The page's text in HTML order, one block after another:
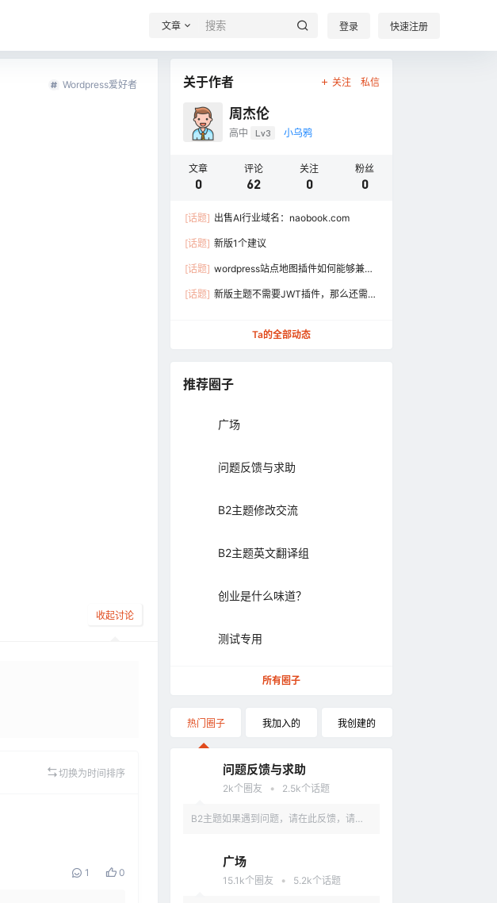
文章 登录 快速注册
Wordpress爱好者
收起讨论
切换为时间排序
1 0
关于作者 关注 私信
周杰伦
高中 Lv3 小乌鸦
文章
0
评论
62
关注
0
粉丝
0
[话题] 出售AI行业域名：naobook.com
[话题] 新版1个建议
[话题] wordpress站点地图插件如何能够兼容
[话题] 新版主题不需要JWT插件，那么还需要
Ta的全部动态
推荐圈子
广场
问题反馈与求助
B2主题修改交流
B2主题英文翻译组
创业是什么味道？
测试专用
所有圈子
热门圈子 我加入的 我创建的
问题反馈与求助
2k个圈友 • 2.5k个话题
B2主题如果遇到问题，请在此反馈，请具
广场
15.1k个圈友 • 5.2k个话题